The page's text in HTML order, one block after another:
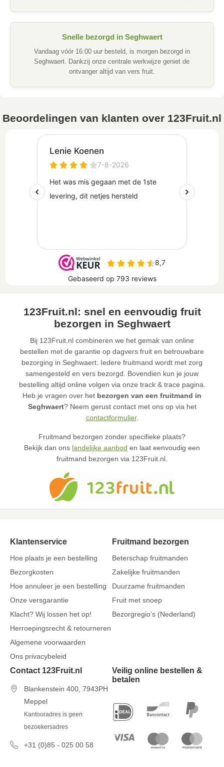
Snelle bezorgd in Seghwaert
Vandaag vóór 16:00 uur besteld, is morgen bezorgd in
Seghwaert. Dankzij onze centrale werkwijze geniet de
ontvanger altijd van vers fruit.
Beoordelingen van klanten over 123Fruit.nl
123Fruit.nl: snel en eenvoudig fruit
bezorgen in Seghwaert
Bij 123Fruit.nl combineren we het gemak van online
bestellen met de garantie op dagvers fruit en betrouwbare
bezorging in Seghwaert. Iedere fruitmand wordt met zorg
samengesteld en vers bezorgd. Bovendien kun je jouw
bestelling altijd online volgen via onze track & trace pagina.
Heb je vragen over het bezorgen van een fruitmand in
Seghwaert? Neem gerust contact met ons op via het
contactformulier.
Fruitmand bezorgen zonder specifieke plaats?
Bekijk dan ons landelijke aanbod en laat eenvoudig een
fruitmand bezorgen via 123Fruit.nl.
Klantenservice
Hoe plaats je een bestelling
Bezorgkosten
Hoe annuleer je een bestelling
Onze versgarantie
Klacht? Wij lossen het op!
Herroepingsrecht & retourneren
Algemene voorwaarden
Ons privacybeleid
Fruitmand bezorgen
Beterschap fruitmanden
Zakelijke fruitmanden
Duurzame fruitmanden
Fruit met snoep
Bezorgregio's (Nederland)
Contact 123Fruit.nl
Blankenstein 400, 7943PH
Meppel
Kantooradres is geen
bezoekersadres
+31 (0)85 - 025 00 58
Veilig online bestellen &
betalen